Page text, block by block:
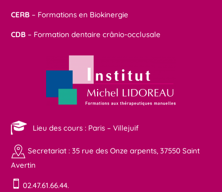
CERB – Formations en Biokinergie
CDB – Formation dentaire crânio-occlusale
Lieu des cours : Paris – Villejuif
Secretariat : 35 rue des Onze arpents, 37550 Saint
Avertin
 02.47.61.66.44.